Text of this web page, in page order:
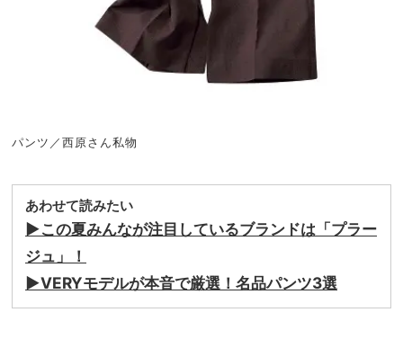
パンツ／西原さん私物
あわせて読みたい
▶︎この夏みんなが注目しているブランドは「プラー
ジュ」！
▶︎VERYモデルが本音で厳選！名品パンツ3選